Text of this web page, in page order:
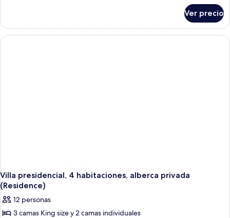
5
habitaciones,
alberca
Ver precio
Villa presidencial, 4 habitaciones, alberca privada
(Residence)
12 personas
3 camas King size y 2 camas individuales